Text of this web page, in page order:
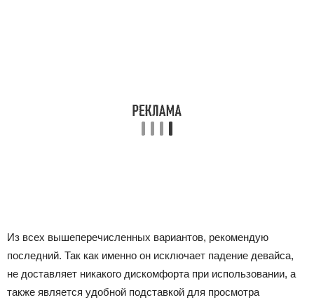
Из всех вышеперечисленных вариантов, рекомендую
последний. Так как именно он исключает падение девайса,
не доставляет никакого дискомфорта при использовании, а
также является удобной подставкой для просмотра